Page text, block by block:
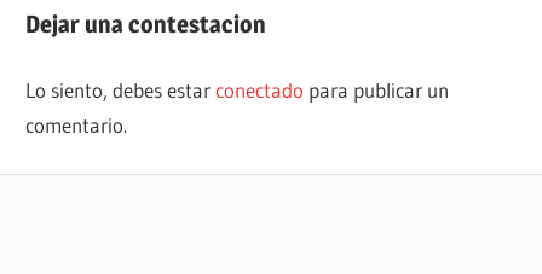
Dejar una contestacion
Lo siento, debes estarconectado para publicar un
comentario.